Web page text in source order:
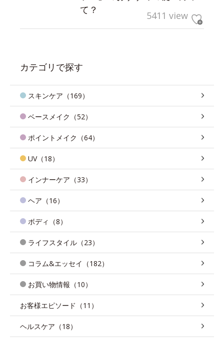
て？
5411 view
カテゴリで探す
スキンケア（169）
ベースメイク（52）
ポイントメイク（64）
UV（18）
インナーケア（33）
ヘア（16）
ボディ（8）
ライフスタイル（23）
コラム&エッセイ（182）
お買い物情報（10）
お客様エピソード（11）
ヘルスケア（18）